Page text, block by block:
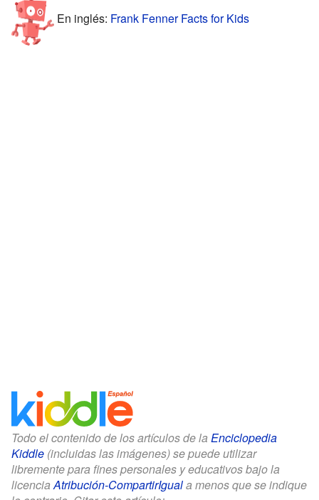
En inglés: Frank Fenner Facts for Kids
Todo el contenido de los artículos de la Enciclopedia
Kiddle (incluidas las imágenes) se puede utilizar
libremente para fines personales y educativos bajo la
licenciaAtribución-CompartirIguala menos que se indique